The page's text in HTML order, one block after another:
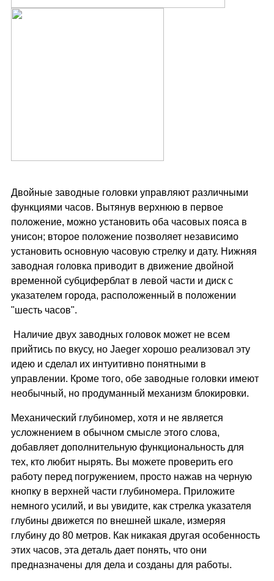
Двойные заводные головки управляют различными
функциями часов. Вытянув верхнюю в первое
положение, можно установить оба часовых пояса в
унисон; второе положение позволяет независимо
установить основную часовую стрелку и дату. Нижняя
заводная головка приводит в движение двойной
временной субциферблат в левой части и диск с
указателем города, расположенный в положении
"шесть часов".
Наличие двух заводных головок может не всем
прийтись по вкусу, но Jaeger хорошо реализовал эту
идею и сделал их интуитивно понятными в
управлении. Кроме того, обе заводные головки имеют
необычный, но продуманный механизм блокировки.
Механический глубиномер, хотя и не является
усложнением в обычном смысле этого слова,
добавляет дополнительную функциональность для
тех, кто любит нырять. Вы можете проверить его
работу перед погружением, просто нажав на черную
кнопку в верхней части глубиномера. Приложите
немного усилий, и вы увидите, как стрелка указателя
глубины движется по внешней шкале, измеряя
глубину до 80 метров. Как никакая другая особенность
этих часов, эта деталь дает понять, что они
предназначены для дела и созданы для работы.